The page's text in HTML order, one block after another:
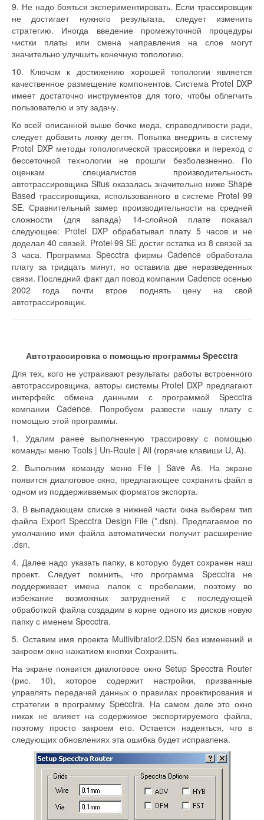
9. Не надо бояться экспериментировать. Если трассировщик
не достигает нужного результата, следует изменить
стратегию. Иногда введение промежуточной процедуры
чистки платы или смена направления на слое могут
значительно улучшить конечную топологию.
10. Ключом к достижению хорошей топологии является
качественное размещение компонентов. Система Protel DXP
имеет достаточно инструментов для того, чтобы облегчить
пользователю и эту задачу.
Ко всей описанной выше бочке меда, справедливости ради,
следует добавить ложку дегтя. Попытка внедрить в систему
Protel DXP методы топологической трассировки и переход с
бессеточной технологии не прошли безболезненно. По
оценкам специалистов производительность
автотрассировщика Situs оказалась значительно ниже Shape
Based трассировщика, использованного в системе Protel 99
SE. Сравнительный замер производительности на средней
сложности (для запада) 14-слойной плате показал
следующее: Protel DXP обрабатывал плату 5 часов и не
доделал 40 связей. Protel 99 SE достиг остатка из 8 связей за
3 часа. Программа Specctra фирмы Cadence обработала
плату за тридцать минут, но оставила две неразведенных
связи. Последний факт дал повод компании Cadence осенью
2002 года почти втрое поднять цену на свой
автотрассировщик.
Автотрассировка с помощью программы Specctra
Для тех, кого не устраивают результаты работы встроенного
автотрассировщика, авторы системы Protel DXP предлагают
интерфейс обмена данными с программой Specctra
компании Cadence. Попробуем развести нашу плату с
помощью этой программы.
1. Удалим ранее выполненную трассировку с помощью
команды меню Tools | Un-Route | All (горячие клавиши U, A).
2. Выполним команду меню File | Save As. На экране
появится диалоговое окно, предлагающее сохранить файл в
одном из поддерживаемых форматов экспорта.
3. В выпадающем списке в нижней части окна выберем тип
файла Export Specctra Design File (*.dsn). Предлагаемое по
умолчанию имя файла автоматически получит расширение
.dsn.
4. Далее надо указать папку, в которую будет сохранен наш
проект. Следует помнить, что программа Specctra не
поддерживает имена папок с пробелами, поэтому во
избежание возможных затруднений с последующей
обработкой файла создадим в корне одного из дисков новую
папку с именем Specctra.
5. Оставим имя проекта Multivibrator2.DSN без изменений и
закроем окно нажатием кнопки Сохранить.
На экране появится диалоговое окно Setup Specctra Router
(рис. 10), которое содержит настройки, призванные
управлять передачей данных о правилах проектирования и
стратегии в программу Specctra. На самом деле это окно
никак не влияет на содержимое экспортируемого файла,
поэтому просто закроем его. Остается надеяться, что в
следующих обновлениях эта ошибка будет исправлена.